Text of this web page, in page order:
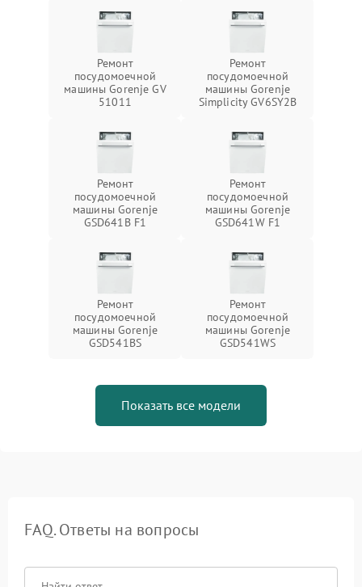
Ремонт
посудомоечной
машины Gorenje GV
51011
Ремонт
посудомоечной
машины Gorenje
Simplicity GV6SY2B
Ремонт
посудомоечной
машины Gorenje
GSD641B F1
Ремонт
посудомоечной
машины Gorenje
GSD641W F1
Ремонт
посудомоечной
машины Gorenje
GSD541BS
Ремонт
посудомоечной
машины Gorenje
GSD541WS
Показать все модели
FAQ. Ответы на вопросы